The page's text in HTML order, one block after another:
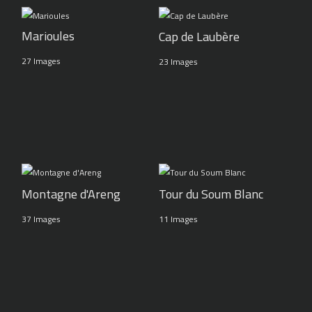
Marioules
27 Images
Cap de Laubère
23 Images
Montagne d'Areng
37 Images
Tour du Soum Blanc
11 Images